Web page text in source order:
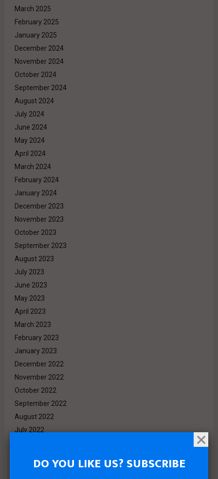
March 2025
February 2025
January 2025
December 2024
November 2024
October 2024
September 2024
August 2024
July 2024
June 2024
May 2024
April 2024
March 2024
February 2024
January 2024
December 2023
November 2023
October 2023
September 2023
August 2023
July 2023
June 2023
May 2023
April 2023
March 2023
February 2023
January 2023
December 2022
November 2022
October 2022
September 2022
August 2022
July 2022
April 2022DO YOU LIKE US? SUBSCRIBE